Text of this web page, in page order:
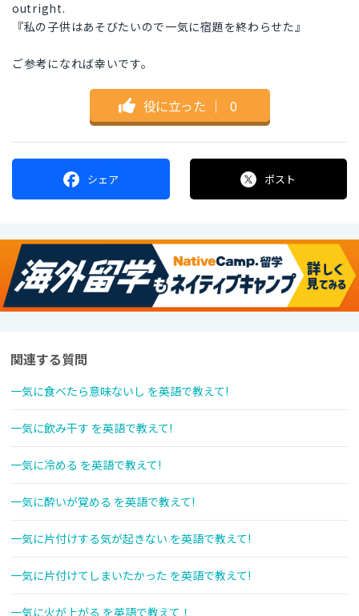
outright.
『私の子供はあそびたいので一気に宿題を終わらせた』
ご参考になれば幸いです。
役に立った ｜ 0
シェア ポスト
関連する質問
一気に食べたら意味ないし を英語で教えて!
一気に飲み干す を英語で教えて!
一気に冷める を英語で教えて!
一気に酔いが覚める を英語で教えて!
一気に片付けする気が起きない を英語で教えて!
一気に片付けてしまいたかった を英語で教えて!
一気に火が上がる を英語で教えて！